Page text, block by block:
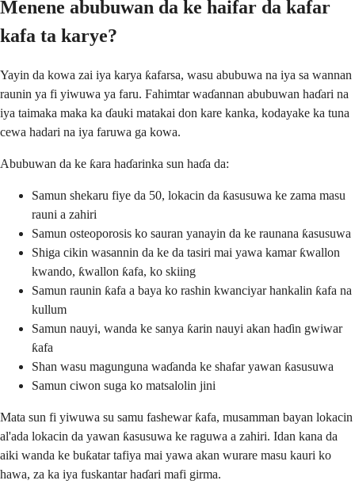
Menene abubuwan da ke haifar da kafar
kafa ta karye?
Yayin da kowa zai iya karya ƙafarsa, wasu abubuwa na iya sa wannan
raunin ya fi yiwuwa ya faru. Fahimtar waɗannan abubuwan haɗari na
iya taimaka maka ka ɗauki matakai don kare kanka, kodayake ka tuna
cewa hadari na iya faruwa ga kowa.
Abubuwan da ke ƙara haɗarinka sun haɗa da:
Samun shekaru fiye da 50, lokacin da ƙasusuwa ke zama masu
rauni a zahiri
Samun osteoporosis ko sauran yanayin da ke raunana ƙasusuwa
Shiga cikin wasannin da ke da tasiri mai yawa kamar ƙwallon
kwando, ƙwallon ƙafa, ko skiing
Samun raunin ƙafa a baya ko rashin kwanciyar hankalin ƙafa na
kullum
Samun nauyi, wanda ke sanya ƙarin nauyi akan haɗin gwiwar
ƙafa
Shan wasu magunguna waɗanda ke shafar yawan ƙasusuwa
Samun ciwon suga ko matsalolin jini
Mata sun fi yiwuwa su samu fashewar ƙafa, musamman bayan lokacin
al'ada lokacin da yawan ƙasusuwa ke raguwa a zahiri. Idan kana da
aiki wanda ke buƙatar tafiya mai yawa akan wurare masu kauri ko
hawa, za ka iya fuskantar haɗari mafi girma.